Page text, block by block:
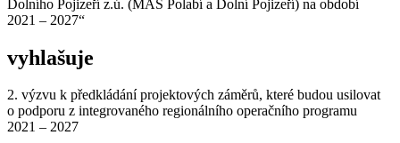
Dolního Pojizeří z.ú. (MAS Polabí a Dolní Pojizeří) na období
2021 – 2027“
vyhlašuje
2. výzvu k předkládání projektových záměrů, které budou usilovat
o podporu z integrovaného regionálního operačního programu
2021 – 2027